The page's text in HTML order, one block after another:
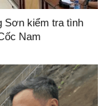
kiểm tra tình
Nam